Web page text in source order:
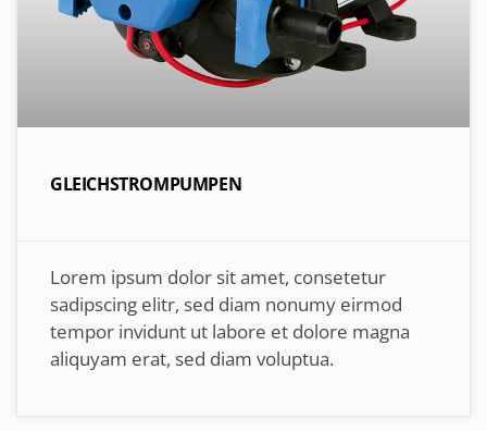
GLEICHSTROMPUMPEN
Lorem ipsum dolor sit amet, consetetur
sadipscing elitr, sed diam nonumy eirmod
tempor invidunt ut labore et dolore magna
aliquyam erat, sed diam voluptua.